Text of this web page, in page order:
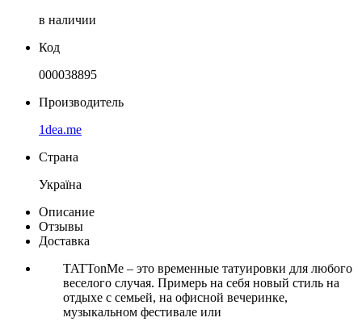
в наличии
Код
000038895
Производитель
1dea.me
Страна
Україна
Описание
Отзывы
Доставка
TATTonMe – это временные татуировки для любого
веселого случая. Примерь на себя новый стиль на
отдыхе с семьей, на офисной вечеринке,
музыкальном фестивале или